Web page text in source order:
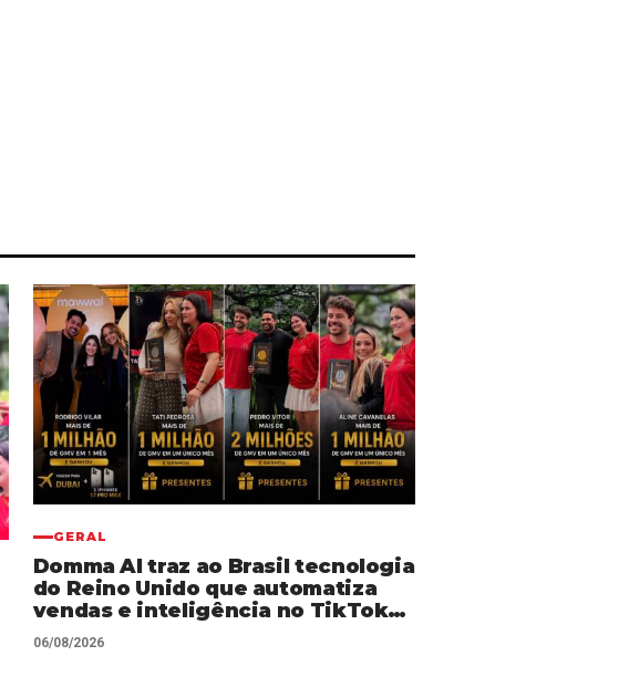
GERAL
Domma AI traz ao Brasil tecnologia
do Reino Unido que automatiza
vendas e inteligência no TikTok
Shop
06/08/2026